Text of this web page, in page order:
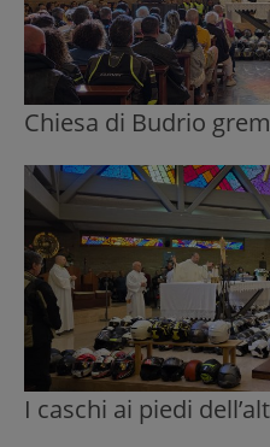
Chiesa di Budrio
I caschi ai piedi